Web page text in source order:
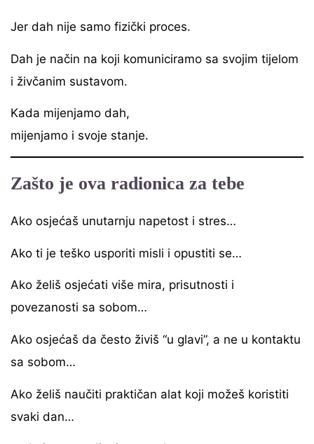
Jer dah nije samo fizički proces.
Dah je način na koji komuniciramo sa svojim tijelom
i živčanim sustavom.
Kada mijenjamo dah,
mijenjamo i svoje stanje.
Zašto je ova radionica za tebe
Ako osjećaš unutarnju napetost i stres…
Ako ti je teško usporiti misli i opustiti se…
Ako želiš osjećati više mira, prisutnosti i
povezanosti sa sobom…
Ako osjećaš da često živiš “u glavi”, a ne u kontaktu
sa sobom…
Ako želiš naučiti praktičan alat koji možeš koristiti
svaki dan…